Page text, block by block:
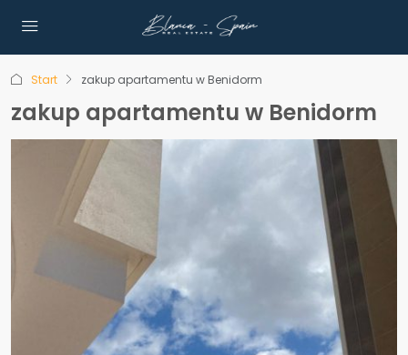
Start zakup apartamentu w Benidorm
zakup apartamentu w Benidorm